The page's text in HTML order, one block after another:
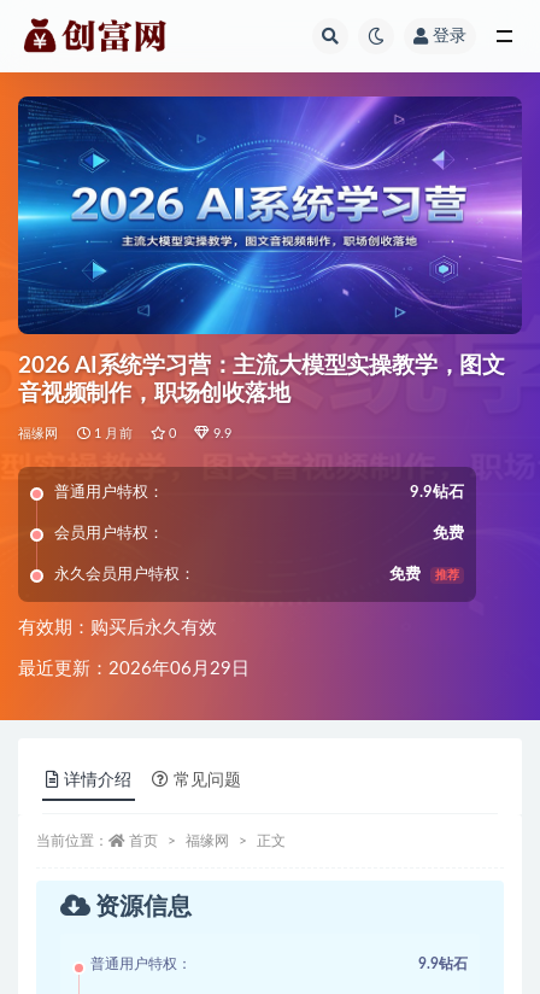
登录
2026 AI系统学习营：主流大模型实操教学，图文
音视频制作，职场创收落地
福缘网 1 月前 0 9.9
普通用户特权： 9.9钻石
会员用户特权： 免费
永久会员用户特权： 免费 推荐
有效期：购买后永久有效
最近更新：2026年06月29日
详情介绍 常见问题
当前位置： 首页 福缘网 正文
资源信息
普通用户特权： 9.9钻石